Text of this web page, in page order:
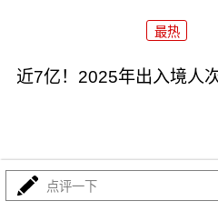
最热
近7亿！2025年出入境人
最热
点评一下